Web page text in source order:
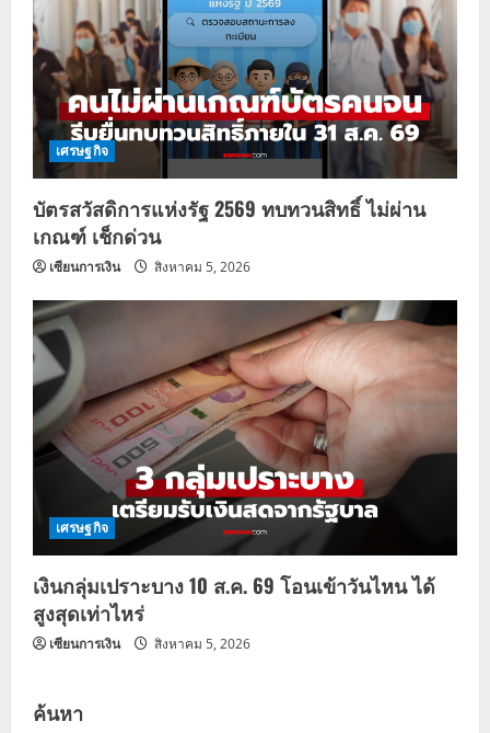
เศรษฐกิจ
บัตรสวัสดิการแห่งรัฐ 2569 ทบทวนสิทธิ์ ไม่ผ่าน
เกณฑ์ เช็กด่วน
เซียนการเงิน สิงหาคม 5, 2026
เศรษฐกิจ
เงินกลุ่มเปราะบาง 10 ส.ค. 69 โอนเข้าวันไหน ได้
สูงสุดเท่าไหร่
เซียนการเงิน สิงหาคม 5, 2026
ค้นหา